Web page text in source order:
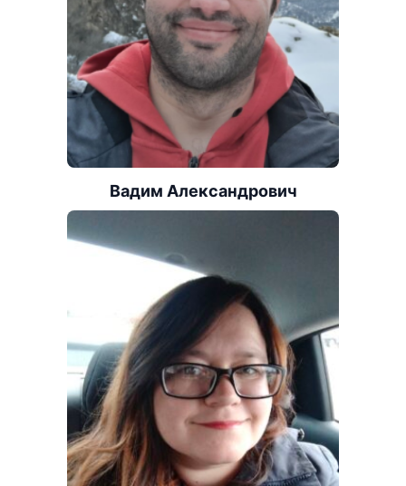
Вадим Александрович